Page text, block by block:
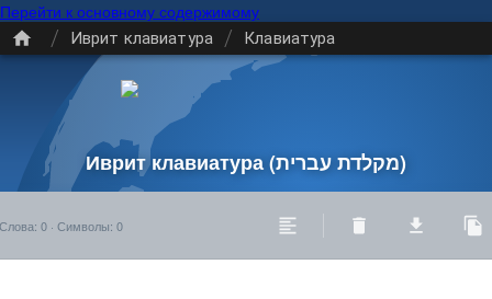
Перейти к основному содержимому
/ Иврит клавиатура / Клавиатура
Иврит клавиатура (מקלדת עברית)
: 0· Символы: 0